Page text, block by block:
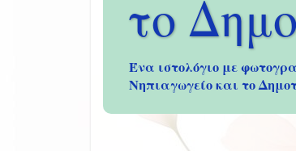
το
Ένα ιστολόγιο με
Νηπιαγωγείο και το